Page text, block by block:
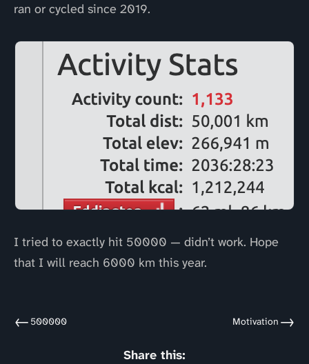
ran or cycled since 2019.
I tried to exactly hit 50000 — didn’t work. Hope
that I will reach 6000 km this year.
← 500000 Motivation →
Share this: